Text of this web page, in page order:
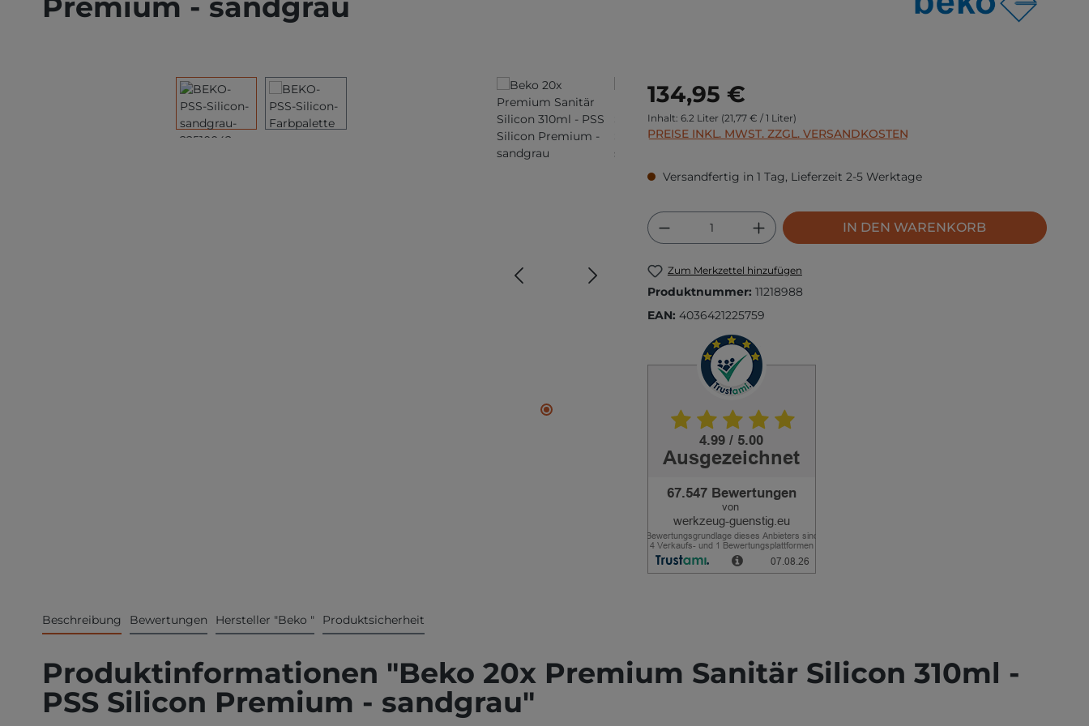
Bildergalerie überspringen Regulärer Preis:
134,95 €
Inhalt: 6.2 Liter (21,77 € / 1 Liter)
PREISE INKL. MWST. ZZGL. VERSANDKOSTEN
Versandfertig in 1 Tag, Lieferzeit 2-5 Werktage
Produkt Anzahl: Gib den gewünschten Wert
IN DEN WARENKORB
Zum Merkzettel hinzufügen
Produktnummer: 11218988
EAN: 4036421225759
Beschreibung Bewertungen Hersteller "Beko " Produktsicherheit
Produktinformationen "Beko 20x Premium Sanitär Silicon 310ml -
PSS Silicon Premium - sandgrau"